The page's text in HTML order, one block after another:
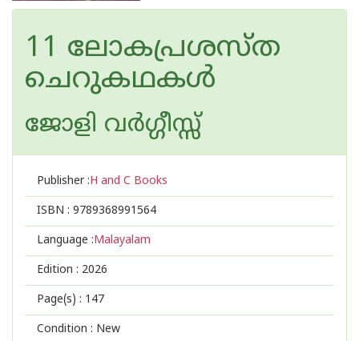
11 ലോകപ്രശസ്ത
ചെറുകഥകൾ
ജോളി വര്‍ഗ്ഗീസ്സ്
Publisher :H and C Books
ISBN : 9789368991564
Language :Malayalam
Edition : 2026
Page(s) : 147
Condition : New